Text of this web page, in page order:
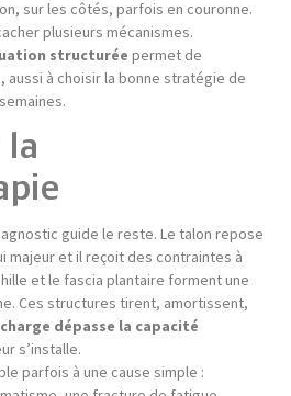
sur les côtés, parfois en couronne.
plusieurs mécanismes.
structurée permet de
aussi à choisir la bonne stratégie de
guide le reste. Le talon repose
majeur et il reçoit des contraintes à
et le fascia plantaire forment une
Ces structures tirent, amortissent,
dépasse la capacité
s’installe.
parfois à une cause simple :